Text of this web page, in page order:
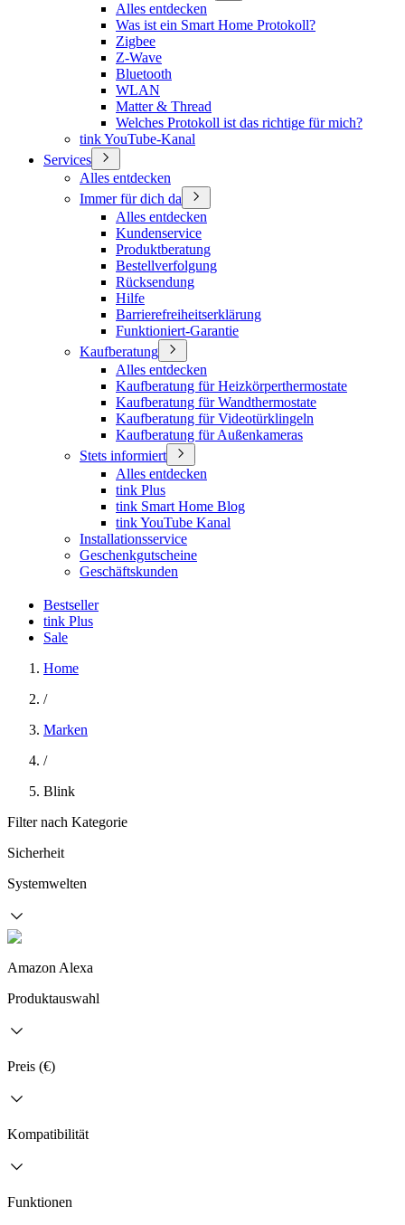
Alles entdecken
Was ist ein Smart Home Protokoll?
Zigbee
Z-Wave
Bluetooth
WLAN
Matter & Thread
Welches Protokoll ist das richtige für mich?
tink YouTube-Kanal
Services
Alles entdecken
Immer für dich da
Alles entdecken
Kundenservice
Produktberatung
Bestellverfolgung
Rücksendung
Hilfe
Barrierefreiheitserklärung
Funktioniert-Garantie
Kaufberatung
Alles entdecken
Kaufberatung für Heizkörperthermostate
Kaufberatung für Wandthermostate
Kaufberatung für Videotürklingeln
Kaufberatung für Außenkameras
Stets informiert
Alles entdecken
tink Plus
tink Smart Home Blog
tink YouTube Kanal
Installationsservice
Geschenkgutscheine
Geschäftskunden
Bestseller
tink Plus
Sale
Home
/
Marken
/
Blink
Filter nach Kategorie
Sicherheit
Systemwelten
Amazon Alexa
Produktauswahl
Preis (€)
Kompatibilität
Funktionen